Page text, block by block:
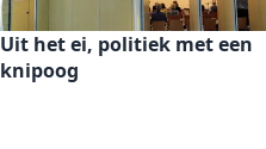
Uit het ei, politiek met een
knipoog